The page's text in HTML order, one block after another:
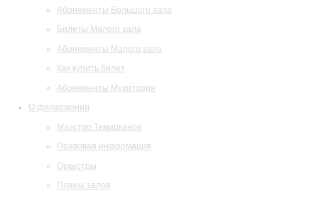
Абонементы Большого зала
Билеты Малого зала
Абонементы Малого зала
Как купить билет
Абонементы Музитория
О филармонии
Маэстро Темирканов
Правовая информация
Оркестры
Планы залов